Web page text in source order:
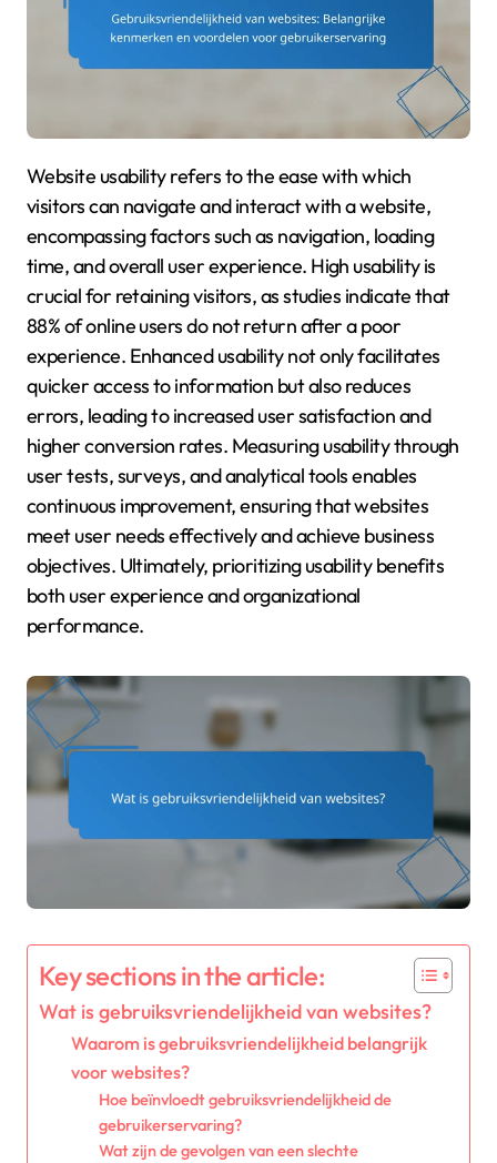
Website usability refers to the ease with which
visitors can navigate and interact with a website,
encompassing factors such as navigation, loading
time, and overall user experience. High usability is
crucial for retaining visitors, as studies indicate that
88% of online users do not return after a poor
experience. Enhanced usability not only facilitates
quicker access to information but also reduces
errors, leading to increased user satisfaction and
higher conversion rates. Measuring usability through
user tests, surveys, and analytical tools enables
continuous improvement, ensuring that websites
meet user needs effectively and achieve business
objectives. Ultimately, prioritizing usability benefits
both user experience and organizational
performance.
Key sections in the article:
Wat is gebruiksvriendelijkheid van websites?
Waarom is gebruiksvriendelijkheid belangrijk
voor websites?
Hoe beïnvloedt gebruiksvriendelijkheid de
gebruikerservaring?
Wat zijn de gevolgen van een slechte